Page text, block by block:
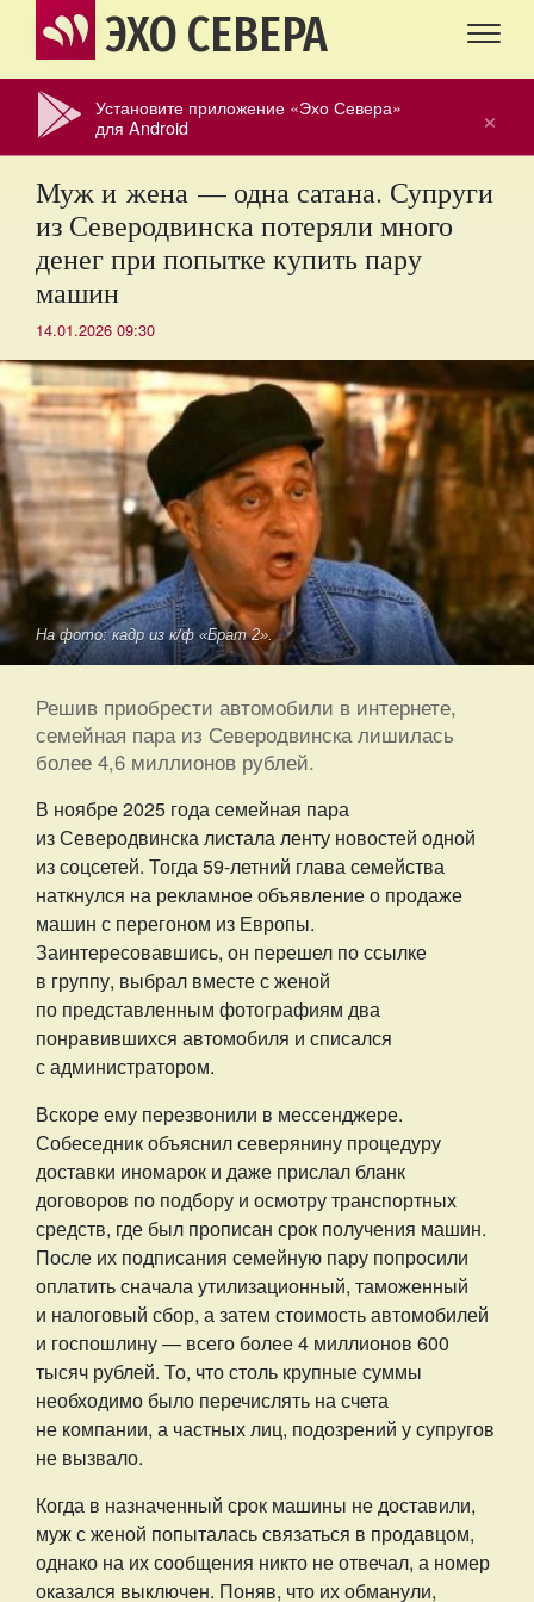
ЭХО СЕВЕРА
×
Установите приложение «Эхо Севера»
для Android
Муж и жена — одна сатана. Супруги
из Северодвинска потеряли много
денег при попытке купить пару
машин
14.01.2026 09:30
На фото: кадр из к/ф «Брат 2».
Решив приобрести автомобили в интернете,
семейная пара из Северодвинска лишилась
более 4,6 миллионов рублей.
В ноябре 2025 года семейная пара
из Северодвинска листала ленту новостей одной
из соцсетей. Тогда 59-летний глава семейства
наткнулся на рекламное объявление о продаже
машин с перегоном из Европы.
Заинтересовавшись, он перешел по ссылке
в группу, выбрал вместе с женой
по представленным фотографиям два
понравившихся автомобиля и списался
с администратором.
Вскоре ему перезвонили в мессенджере.
Собеседник объяснил северянину процедуру
доставки иномарок и даже прислал бланк
договоров по подбору и осмотру транспортных
средств, где был прописан срок получения машин.
После их подписания семейную пару попросили
оплатить сначала утилизационный, таможенный
и налоговый сбор, а затем стоимость автомобилей
и госпошлину — всего более 4 миллионов 600
тысяч рублей. То, что столь крупные суммы
необходимо было перечислять на счета
не компании, а частных лиц, подозрений у супругов
не вызвало.
Когда в назначенный срок машины не доставили,
муж с женой попыталась связаться в продавцом,
однако на их сообщения никто не отвечал, а номер
оказался выключен. Поняв, что их обманули,